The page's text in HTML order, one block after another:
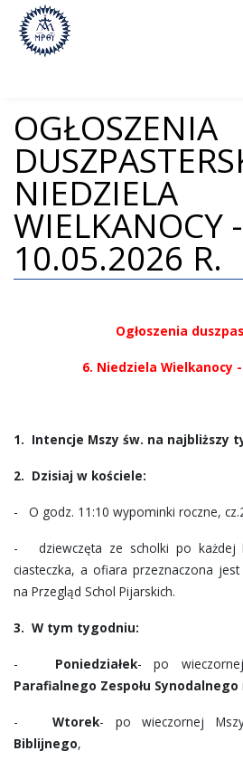
PARAFIA
BŁ. KS. JÓZEF STANEK SAC
OGŁOSZENIA DUSZPASTERSKIE
INTENCJE
GRUPY PARAFIALNE
RADA PARAFIALNA
GALERIA
KONTAKT
OGŁOSZENIA
NIEDZIELA
WIELKANOCY -
10.05.2026 R.
Ogłoszenia
6. Niedziela Wielkanocy -
1. Intencje Mszy św. na najbliższy
2. Dzisiaj w kościele:
- O godz. 11:10 wypominki roczne,
- dziewczęta ze scholki po każdej
ciasteczka, a ofiara przeznaczona
na Przegląd Schol Pijarskich.
3. W tym tygodniu:
- Poniedziałek- po
Parafialnego Zespołu Synodalnego
- Wtorek- po wieczornej
Biblijnego,